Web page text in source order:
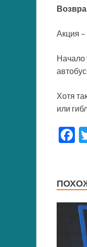
Акция
Начало
Хотя
или
F
b
o
o
k